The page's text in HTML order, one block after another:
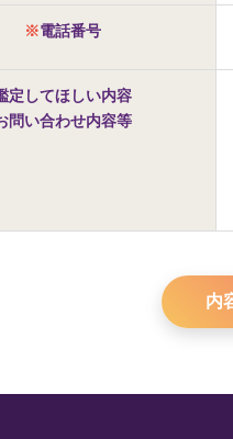
※電話番号
定してほしい内容
問い合わせ内容等